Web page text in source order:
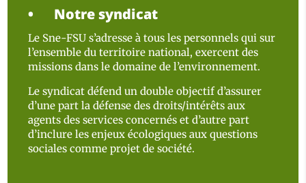
Notre syndicat
Le Sne-FSU s’adresse à tous les personnels qui sur
l’ensemble du territoire national, exercent des
missions dans le domaine de l’environnement.
Le syndicat défend un double objectif d’assurer
d’une part la défense des droits/intérêts aux
agents des services concernés et d’autre part
d’inclure les enjeux écologiques aux questions
sociales comme projet de société.